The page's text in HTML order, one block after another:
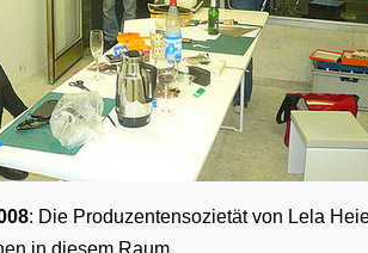
: Die Produzentensozietät von Lela
in diesem Raum.